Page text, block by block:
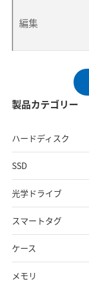
編集
製品カテゴリー
ハードディスク
SSD
光学ドライブ
スマートタグ
ケース
メモリ